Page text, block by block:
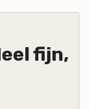
fijn,